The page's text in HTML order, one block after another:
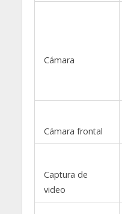
Cámara
Cámara frontal
Captura de
video